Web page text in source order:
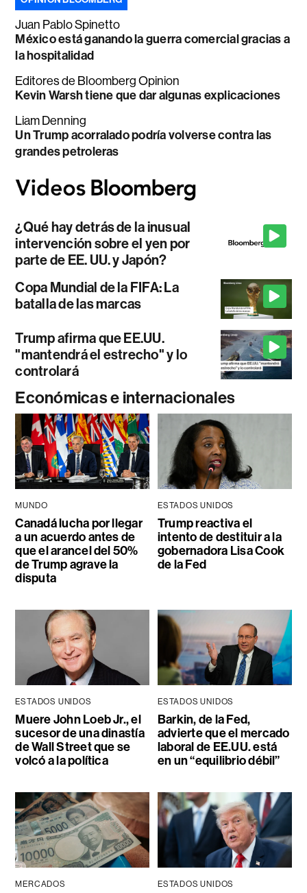
Juan Pablo Spinetto
México está ganando la guerra comercial gracias a
la hospitalidad
Editores de Bloomberg Opinion
Kevin Warsh tiene que dar algunas explicaciones
Liam Denning
Un Trump acorralado podría volverse contra las
grandes petroleras
¿Qué hay detrás de la inusual
intervención sobre el yen por
parte de EE. UU. y Japón?
Copa Mundial de la FIFA: La
batalla de las marcas
Trump afirma que EE.UU.
"mantendrá el estrecho" y lo
controlará
Económicas e internacionales
MUNDO
Canadá lucha por llegar
a un acuerdo antes de
que el arancel del 50%
de Trump agrave la
disputa
ESTADOS UNIDOS
Trump reactiva el
intento de destituir a la
gobernadora Lisa Cook
de la Fed
ESTADOS UNIDOS
Muere John Loeb Jr., el
sucesor de una dinastía
de Wall Street que se
volcó a la política
ESTADOS UNIDOS
Barkin, de la Fed,
advierte que el mercado
laboral de EE.UU. está
en un “equilibrio débil”
MERCADOS ESTADOS UNIDOS